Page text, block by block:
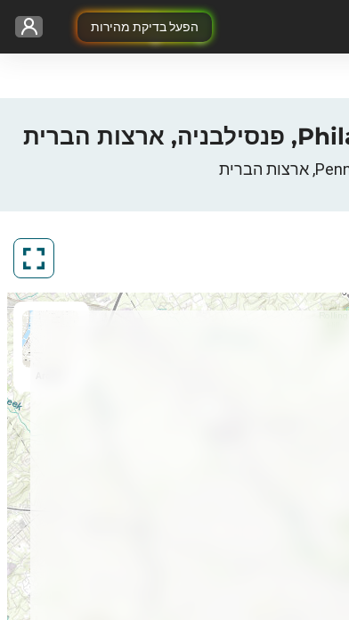
הפעל בדיקת מהירות